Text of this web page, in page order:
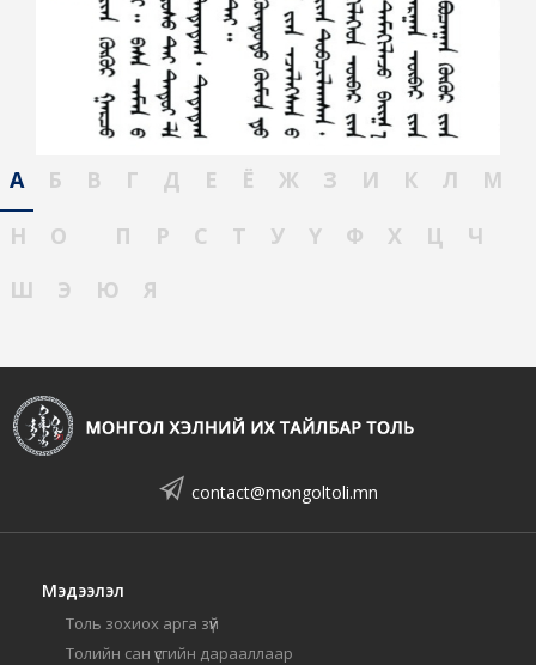
А Б В Г Д Е Ё Ж З И К Л
М
Н
О П Р С Т У Ү Ф Х Ц
Ч
Ш
Э Ю Я
contact@mongoltoli.mn
Мэдээлэл
Толь зохиох арга зүй
Толийн сан үсгийн дарааллаар